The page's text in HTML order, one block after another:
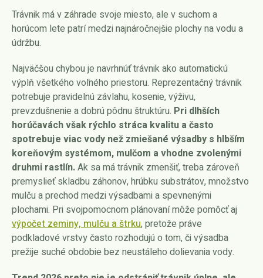
Trávnik má v záhrade svoje miesto, ale v suchom a
horúcom lete patrí medzi najnáročnejšie plochy na vodu a
údržbu.
Najväčšou chybou je navrhnúť trávnik ako automatickú
výplň všetkého voľného priestoru. Reprezentačný trávnik
potrebuje pravidelnú závlahu, kosenie, výživu,
prevzdušnenie a dobrú pôdnu štruktúru. Pri dlhších
horúčavách však rýchlo stráca kvalitu a často
spotrebuje viac vody než zmiešané výsadby s hlbším
koreňovým systémom, mulčom a vhodne zvolenými
druhmi rastlín.Ak sa má trávnik zmenšiť, treba zároveň
premyslieť skladbu záhonov, hrúbku substrátov, množstvo
mulču a prechod medzi výsadbami a spevnenými
plochami. Pri svojpomocnom plánovaní môže pomôcť aj
výpočet zeminy, mulču a štrku, pretože práve
podkladové vrstvy často rozhodujú o tom, či výsadba
prežije suché obdobie bez neustáleho dolievania vody.